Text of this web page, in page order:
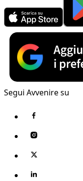
Segui Avvenire su